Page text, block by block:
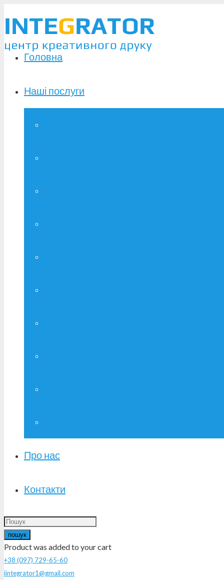
Головна
Наші послуги
Про нас
Контакти
пошук
Productwas added to your cart
+38 (097) 729-65-60
iintegrator1@gmail.com